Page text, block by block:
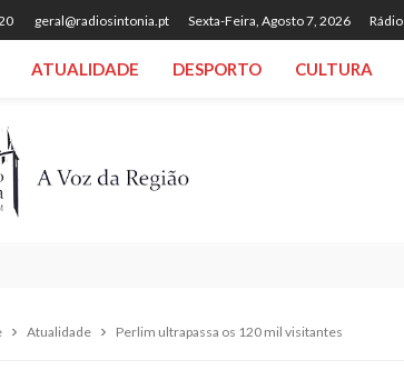
geral@radiosintonia.pt Sexta-Feira, Agosto 7, 2026
ATUALIDADE DESPORTO CULTURA
Atualidade Perlim ultrapassa os 120 mil visitantes